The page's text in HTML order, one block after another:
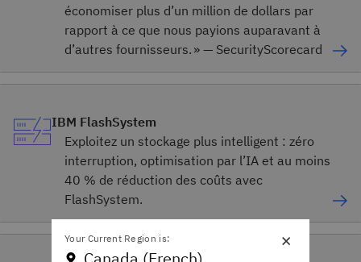
économiser plus d’un million de dollars par
rapport à ce que nous payions auparavant à
d’autres fournisseurs. » — SecurityScorecard
IBM FlashSystem
Exploitez un stockage plus intelligent : zéro
interruption, optimisation par l’IA et au moins
40 % de réduction des coûts avec
FlashSystem.
×
Your Current Region is: